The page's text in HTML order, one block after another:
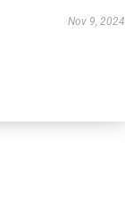
Nov 9, 2024